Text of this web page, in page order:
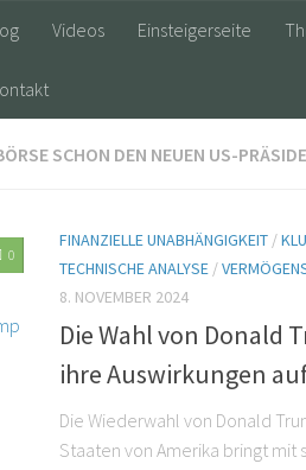
Videos Einsteigerseite
SCHON DEN NEUEN US-
0
FINANZIELLE UNABHÄNGIGKEIT /
TECHNISCHE ANALYSE /
8. NOVEMBER 2024
Die Wahl von Donald
ihre Auswirkungen
Die Wiederwahl von Donald
Staaten von Amerika bringt